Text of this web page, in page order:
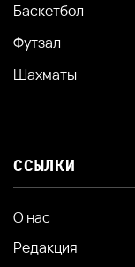
Баскетбол
Футзал
Шахматы
ССЫЛКИ
О нас
Редакция